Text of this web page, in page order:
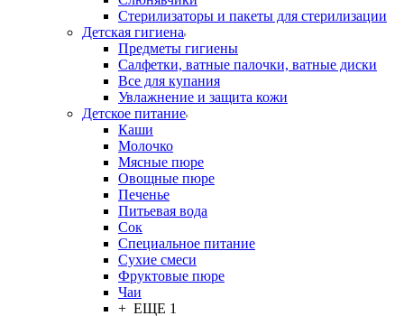
Стерилизаторы и пакеты для стерилизации
Детская гигиена
Предметы гигиены
Салфетки, ватные палочки, ватные диски
Все для купания
Увлажнение и защита кожи
Детское питание
Каши
Молочко
Мясные пюре
Овощные пюре
Печенье
Питьевая вода
Сок
Специальное питание
Сухие смеси
Фруктовые пюре
Чаи
+ ЕЩЕ 1